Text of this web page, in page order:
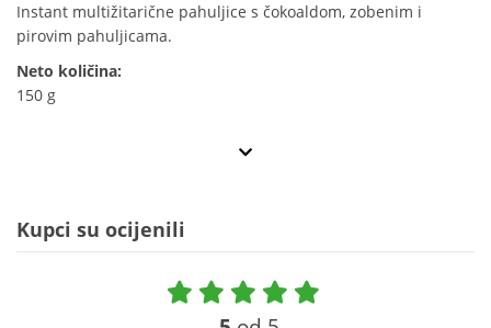
Instant multižitarične pahuljice s čokoaldom, zobenim i
pirovim pahuljicama.
Neto količina:
150 g
Kupci su ocijenili